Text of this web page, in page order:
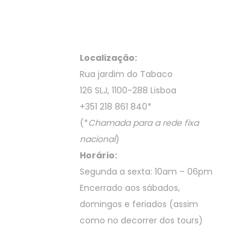
Localização:
Rua jardim do Tabaco
126 SLJ, 1100-288 Lisboa
+351 218 861 840*
(*Chamada para a rede fixa
nacional)
Horário:
Segunda a sexta: 10am – 06pm
Encerrado aos sábados,
domingos e feriados (assim
como no decorrer dos tours)